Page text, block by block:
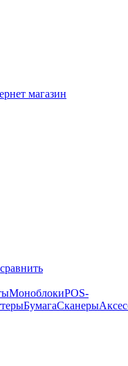
магазин
сравнить
МоноблокиPOS-
БумагаСканеры